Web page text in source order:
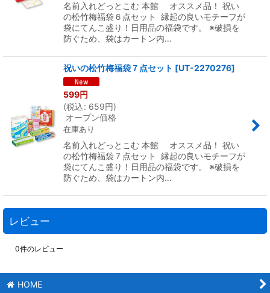
名前入れどっとこむ 本館 オススメ品！ 祝い
の松竹梅福袋６点セット 縁起の良いモチーフが
袋にてんこ盛り！日用品の福袋です。 ※破損を
防ぐため、袋はカートン内…
祝いの松竹梅福袋７点セット [UT-2270276]
599円
(税込: 659円)
オープン価格
在庫あり
名前入れどっとこむ 本館 オススメ品！ 祝い
の松竹梅福袋７点セット 縁起の良いモチーフが
袋にてんこ盛り！日用品の福袋です。 ※破損を
防ぐため、袋はカートン内…
レビュー
0件のレビュー
HOME